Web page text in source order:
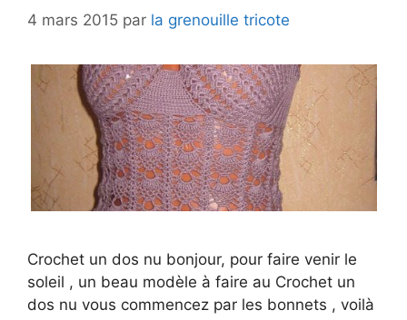
4 mars 2015 par la grenouille tricote
Crochet un dos nu bonjour, pour faire venir le
soleil , un beau modèle à faire au Crochet un
dos nu vous commencez par les bonnets , voilà